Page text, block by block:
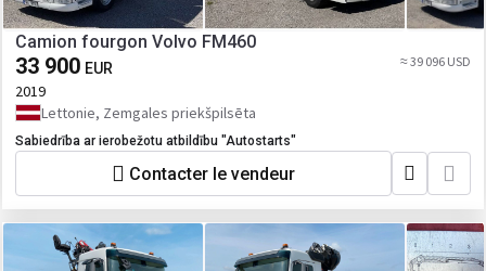
Camion fourgon Volvo FM460
33 900 EUR ≈ 39 096 USD
2019
Lettonie, Zemgales priekšpilsēta
Sabiedrība ar ierobežotu atbildību "Autostarts"
Contacter le vendeur